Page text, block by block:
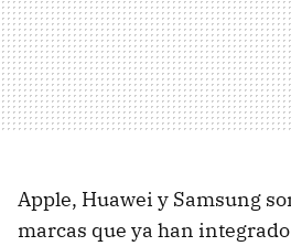
Apple, Huawei y Samsung
marcas que ya han